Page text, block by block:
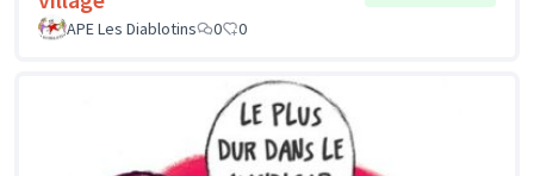
APE Les Diablotins
0 0